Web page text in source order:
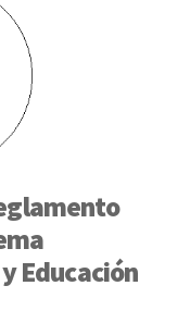
Educación